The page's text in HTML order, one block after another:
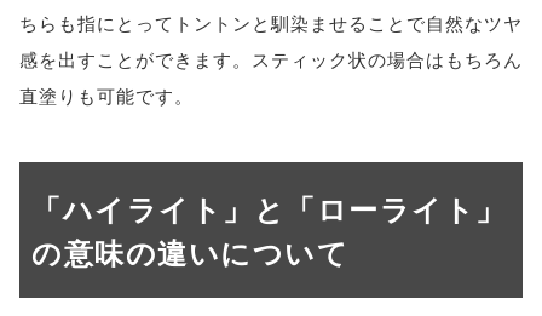
ちらも指にとってトントンと馴染ませることで自然なツヤ
感を出すことができます。スティック状の場合はもちろん
直塗りも可能です。
「ハイライト」と「ローライト」
の意味の違いについて